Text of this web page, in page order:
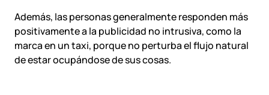
Además, las personas generalmente responden más
positivamente a la publicidad no intrusiva, como la
marca en un taxi, porque no perturba el flujo natural
de estar ocupándose de sus cosas.